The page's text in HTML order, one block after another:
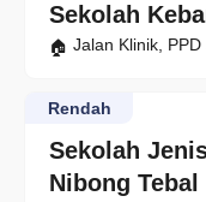
Sekolah
Jalan Klinik,
Sekolah
Nibong Tebal
Rendah